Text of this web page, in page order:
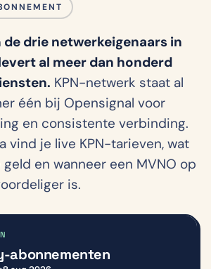
de drie netwerkeigenaars in
al meer dan honderd
KPN-netwerk staat al
één bij Opensignal voor
en consistente verbinding.
vind je live KPN-tarieven, wat
en wanneer een MVNO op
is.
abonnementen